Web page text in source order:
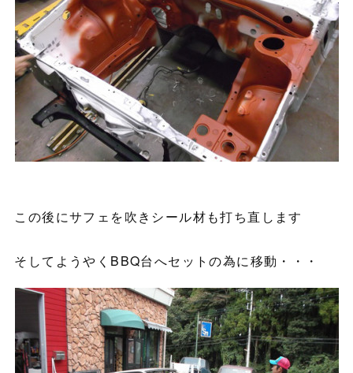
この後にサフェを吹きシール材も打ち直します
そしてようやくBBQ台へセットの為に移動・・・